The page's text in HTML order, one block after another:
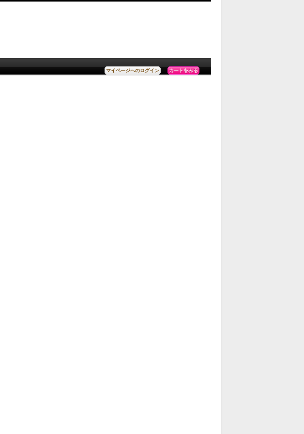
マイページへのログイン カートをみる